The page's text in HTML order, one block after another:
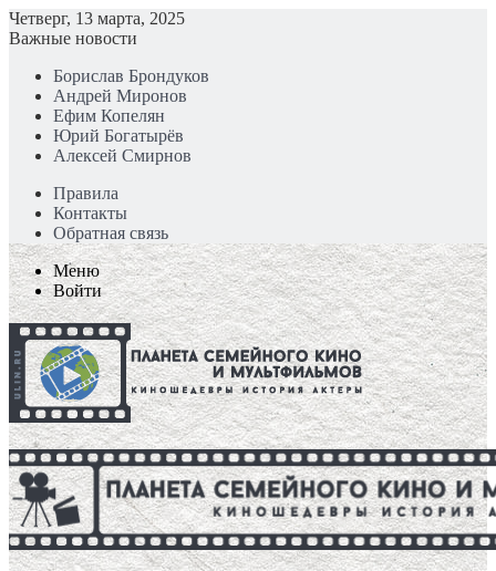
Четверг, 13 марта, 2025
Важные новости
Борислав Брондуков
Андрей Миронов
Ефим Копелян
Юрий Богатырёв
Алексей Смирнов
Правила
Контакты
Обратная связь
Меню
Войти